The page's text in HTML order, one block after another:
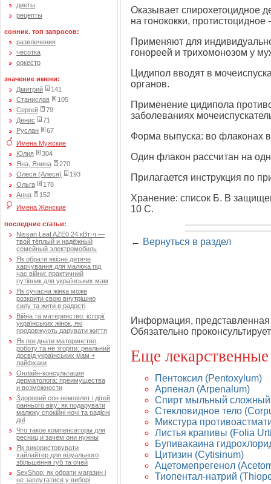
диеты
рецепты
сонник. топ запросов:
развлечения
чесотка
оркестр
значение имени:
Дмитрий
141
Станислав
105
Сергей
79
Денис
71
Руслан
67
Имена Мужские
Юлия
304
Яна, Янина
270
Олеся (Алеся)
193
Ольга
178
Анна
152
Имена Женские
последние статьи:
Nissan Leaf AZE0 24 кВт·ч —
твой тёплый и надёжный
семейный электромобиль
Як обрати якісне дитяче
харчування для малюка під
час війни: практичний
путівник для українських мам
Як сучасна жінка може
розкрити свою внутрішню
силу та жити в радості
Війна та материнство: історії
українських жінок, які
продовжують дарувати життя
Як поєднати материнство,
роботу та не згоріти: реальний
досвід українських мам +
лайфхаки
Онлайн-консультация
дерматолога: преимущества
и возможности
Здоровий сон немовлят і дітей
раннього віку: як подарувати
малюку спокійні ночі та радісні
дні
Что такое компенсаторы для
ресниц и зачем они нужны
Як використовувати
хайлайтер для візуального
збільшення губ та очей
SexShop: як обрати магазин і
не заплутатися у виборі
Оказывает спирохетоцидное
на гонококки,
Применяют для
гонореей и трихомонозом у
Цидипол вводят в
органов.
Применение цидипола
заболеваниях
Форма выпуска: во флаконах
Один флакон рассчитан на
Прилагается инструкция по
Хранение: список Б. В
10 С.
← Вернуться в раздел
Информация, представленная
Обязательно
Еще лекарственные
Пентоксил (Pentoxylum)
Арпенал (Arpenalum)
Спирт мыльный сложный
Стекловидное тело
Микстура
Листья крапивы (Folia
Бупивакаина
Цитизин (Cytisinum)
Ацетомепрегенол
Тиопентал-натрий